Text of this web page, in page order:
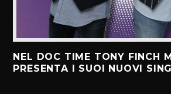
NEL DOC TIME TONY FINCH
PRESENTA I SUOI NUOVI